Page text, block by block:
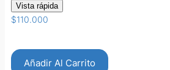
Vista rápida
$110.000
Añadir Al Carrito